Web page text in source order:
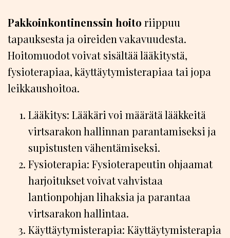
Pakkoinkontinenssin hoito riippuu
tapauksesta ja oireiden vakavuudesta.
Hoitomuodot voivat sisältää lääkitystä,
fysioterapiaa, käyttäytymisterapiaa tai jopa
leikkaushoitoa.
Lääkitys: Lääkäri voi määrätä lääkkeitä
virtsarakon hallinnan parantamiseksi ja
supistusten vähentämiseksi.
Fysioterapia: Fysioterapeutin ohjaamat
harjoitukset voivat vahvistaa
lantionpohjan lihaksia ja parantaa
virtsarakon hallintaa.
Käyttäytymisterapia: Käyttäytymisterapia